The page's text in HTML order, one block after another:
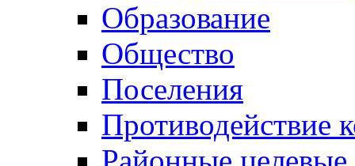
Образование
Общество
Поселения
Противодействие